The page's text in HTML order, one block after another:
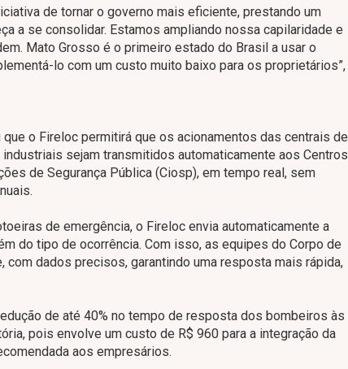
de tornar o governo mais eficiente, prestando um
a se consolidar. Estamos ampliando nossa capilaridade e
Mato Grosso é o primeiro estado do Brasil a usar o
lo com um custo muito baixo para os proprietários”,
o Fireloc permitirá que os acionamentos das centrais de
sejam transmitidos automaticamente aos Centros
de Segurança Pública (Ciosp), em tempo real, sem
de emergência, o Fireloc envia automaticamente a
do tipo de ocorrência. Com isso, as equipes do Corpo de
dados precisos, garantindo uma resposta mais rápida,
de até 40% no tempo de resposta dos bombeiros às
pois envolve um custo de R$ 960 para a integração da
aos empresários.